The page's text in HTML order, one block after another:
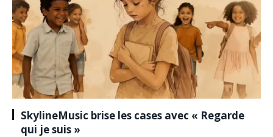
SkylineMusic brise les cases avec « Regarde
qui je suis »